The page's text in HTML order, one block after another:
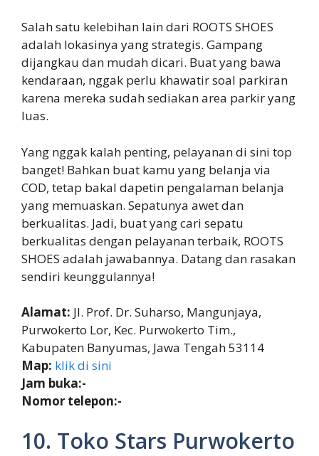
Salah satu kelebihan lain dari ROOTS SHOES
adalah lokasinya yang strategis. Gampang
dijangkau dan mudah dicari. Buat yang bawa
kendaraan, nggak perlu khawatir soal parkiran
karena mereka sudah sediakan area parkir yang
luas.
Yang nggak kalah penting, pelayanan di sini top
banget! Bahkan buat kamu yang belanja via
COD, tetap bakal dapetin pengalaman belanja
yang memuaskan. Sepatunya awet dan
berkualitas. Jadi, buat yang cari sepatu
berkualitas dengan pelayanan terbaik, ROOTS
SHOES adalah jawabannya. Datang dan rasakan
sendiri keunggulannya!
Alamat: Jl. Prof. Dr. Suharso, Mangunjaya,
Purwokerto Lor, Kec. Purwokerto Tim.,
Kabupaten Banyumas, Jawa Tengah 53114
Map: klik di sini
Jam buka:-
Nomor telepon:-
10. Toko Stars Purwokerto